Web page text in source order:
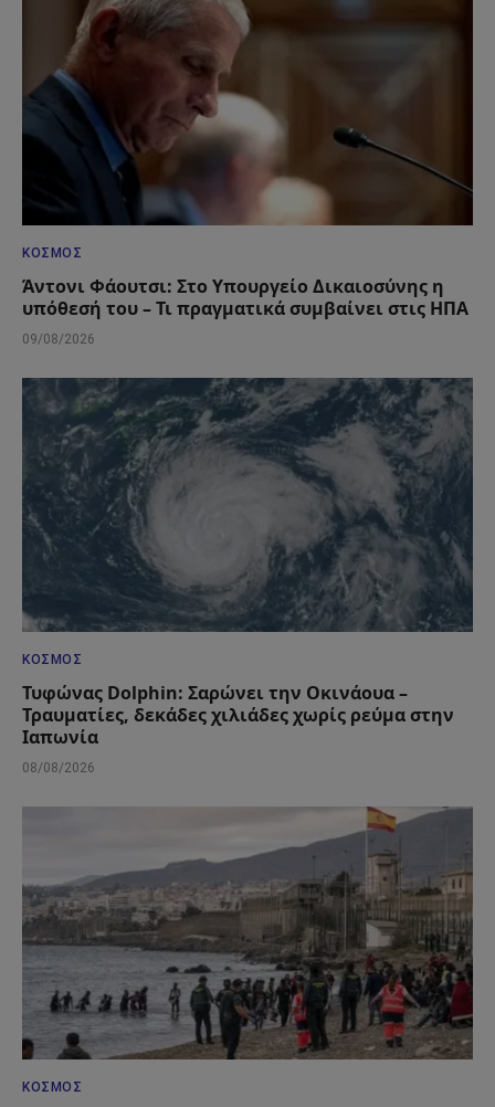
ΚΌΣΜΟΣ
Άντονι Φάουτσι: Στο Υπουργείο Δικαιοσύνης η
υπόθεσή του – Τι πραγματικά συμβαίνει στις ΗΠΑ
09/08/2026
ΚΌΣΜΟΣ
Τυφώνας Dolphin: Σαρώνει την Οκινάουα –
Τραυματίες, δεκάδες χιλιάδες χωρίς ρεύμα στην
Ιαπωνία
08/08/2026
ΚΌΣΜΟΣ